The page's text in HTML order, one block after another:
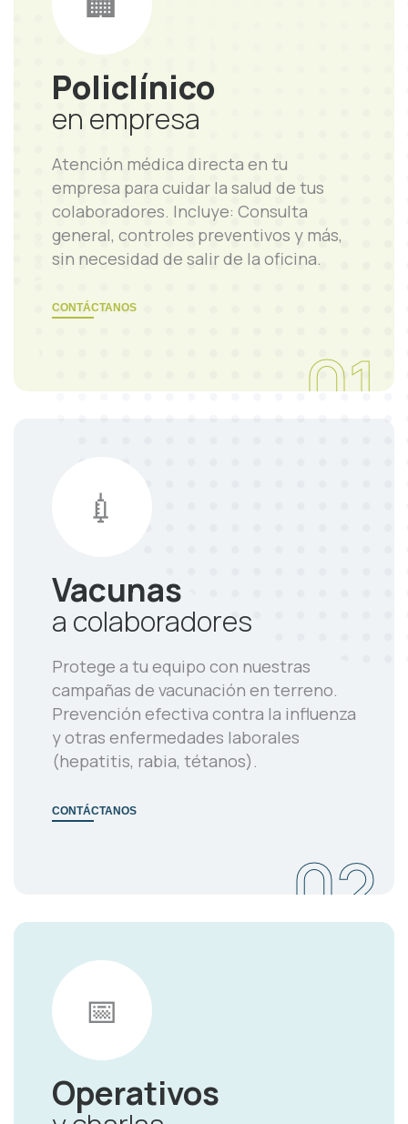
01
Policlínico
en empresa
Atención médica directa en tu
empresa para cuidar la salud de tus
colaboradores. Incluye: Consulta
general, controles preventivos y más,
sin necesidad de salir de la oficina.
CONTÁCTANOS
02
💉
Vacunas
a colaboradores
Protege a tu equipo con nuestras
campañas de vacunación en terreno.
Prevención efectiva contra la influenza
y otras enfermedades laborales
(hepatitis, rabia, tétanos).
CONTÁCTANOS
📅
Operativos